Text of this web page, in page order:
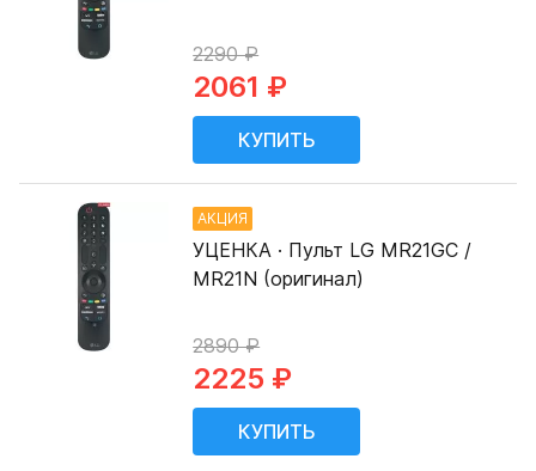
2290 ₽
2061 ₽
АКЦИЯ
УЦЕНКА · Пульт LG MR21GC /
MR21N (оригинал)
2890 ₽
2225 ₽